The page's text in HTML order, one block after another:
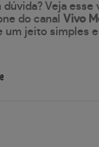
Veja esse
do canal Vivo
um jeito simples